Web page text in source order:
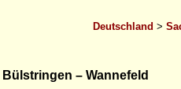
Deutschland >
Bülstringen – Wannefeld